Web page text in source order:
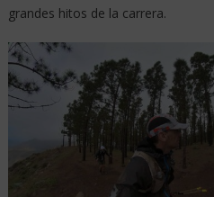
grandes hitos de la carrera.